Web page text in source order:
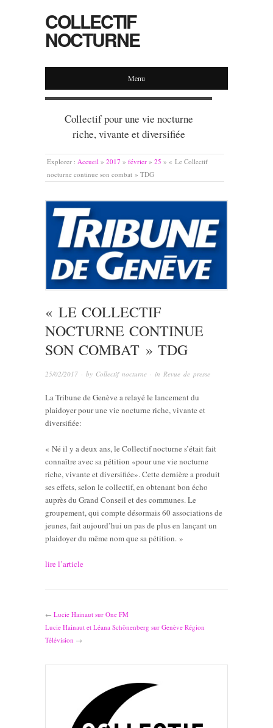
COLLECTIF
NOCTURNE
Menu
Collectif pour une vie nocturne
riche, vivante et diversifiée
Explorer : Accueil » 2017 » février » 25 » « Le Collectif
nocturne continue son combat » TDG
« LE COLLECTIF
NOCTURNE CONTINUE
SON COMBAT » TDG
25/02/2017 · by Collectif nocturne · in Revue de presse
La Tribune de Genève a relayé le lancement du
plaidoyer pour une vie nocturne riche, vivante et
diversifiée:
« Né il y a deux ans, le Collectif nocturne s’était fait
connaître avec sa pétition «pour une vie nocturne
riche, vivante et diversifiée». Cette dernière a produit
ses effets, selon le collectif, en obtenant bon écho
auprès du Grand Conseil et des communes. Le
groupement, qui compte désormais 60 associations de
jeunes, fait aujourd’hui un pas de plus en lançant un
plaidoyer du même nom que sa pétition. »
lire l’article
← Lucie Hainaut sur One FM
Lucie Hainaut et Léana Schönenberg sur Genève Région
Télévision →